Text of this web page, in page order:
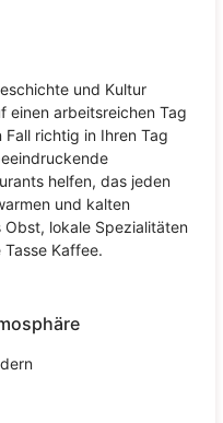
und Kultur
einen arbeitsreichen Tag
richtig in Ihren Tag
helfen, das jeden
und kalten
lokale Spezialitäten
Kaffee.